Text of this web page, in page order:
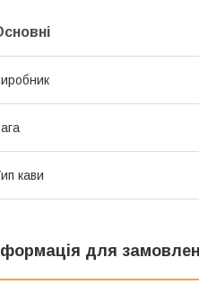
кави
для